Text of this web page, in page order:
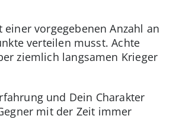
vorgegebenen Anzahl an
verteilen musst. Achte
ziemlich langsamen Krieger
und Dein Charakter
mit der Zeit immer